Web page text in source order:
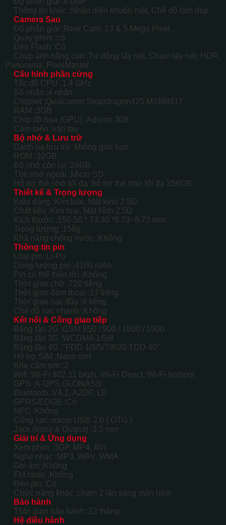
Thông tin khác : Nhận diện khuôn mặt, Chế độ làm đẹp
Camera Sau
Độ phân giải : Rear Cam, 13 & 5 Mega Pixel.
Quay phim :có
Đèn Flash :Có
Chụp ảnh nâng cao :Tự động lấy nét, Chạm lấy nét, HDR,
Panorama, PixelMaster
Cấu hình phần cứng
Tốc độ CPU :1.4 GHz
Số nhân :4 nhân
Chipset :Qualcomm Snapdragon425 MSM8917
RAM :3GB
Chip đồ họa (GPU) :Adreno 308
Cảm biến :vân tay
Bộ nhớ & Lưu trữ
Danh bạ lưu trữ : không giới hạn
ROM :32GB
Bộ nhớ còn lại :24GB
Thẻ nhớ ngoài : Micro SD
Hỗ trợ thẻ nhớ tối đa : hỗ trợ thẻ nhớ tối đa 256GB
Thiết kế & Trọng lượng
Kiểu dáng : Kim loại, Mặt kính 2.5D
Chất liệu : Kim loại, Mặt kính 2.5D
Kích thước :150.50 * 73.30 *8.73~8.73 mm
Trọng lượng :156g
Khả năng chống nước : Không
Thông tin pin
Loại pin : Li-Po
Dung lượng pin :4100 mAh
Pin có thể tháo rời : Không
Thời gian chờ :720 tiếng
Thời gian đàm thoại :17 tiếng
Thời gian sạc đầy :4 tiếng
Chế độ sạc nhanh : Không
Kết nối & Cổng giao tiếp
Băng tần 2G :GSM 850 / 900 / 1800 / 1900
Băng tần 3G :WCDMA 1/5/8
Băng tần 4G :"FDD 1/3/5/7/8/20 TDD 40"
Hỗ trợ SIM : Nano sim
Khe cắm sim :2
Wifi :Wi-Fi 802.11 b/g/n, Wi-Fi Direct, Wi-Fi hotspot
GPS :A-GPS,GLONASS
Bluetooth :V4.1, A2DP, LE
GPRS/EDGE :Có
NFC : Không
Cổng sạc :micro USB 2.0 ( OTG )
Jack (Input & Output) :3.5 mm
Giải trí & Ứng dụng
Xem phim :3GP, MP4, AVI
Nghe nhạc : MP3, WAV, WMA
Ghi âm : Không
FM radio : Không
Đèn pin :Có
Chức năng khác :chạm 2 lần sáng màn hình
Bảo hành
Thời gian bảo hành :12 tháng
Hệ điều hành